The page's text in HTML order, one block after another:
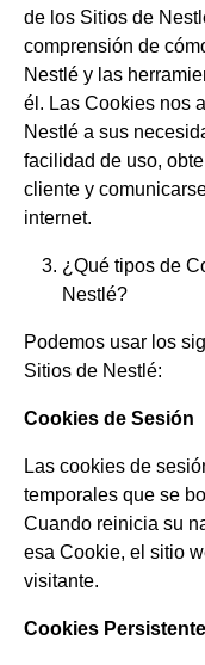
de los Sitios de
comprensión de
Nestlé y las
él. Las Cookies nos
Nestlé a sus
facilidad de uso,
cliente y
internet.
¿Qué tipos de
Nestlé?
Podemos usar los
Sitios de Nestlé:
Cookies de Sesión
Las cookies de
temporales que se
Cuando reinicia su
esa Cookie, el sitio
visitante.
Cookies